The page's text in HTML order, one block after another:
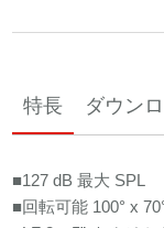
特長 ダウン
■127 dB 最大 SPL
■回転可能 100° x